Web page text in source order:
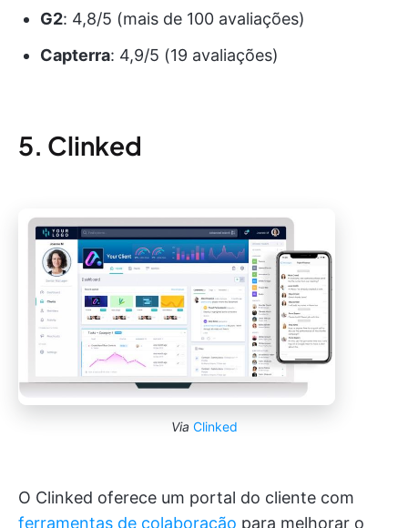
G2: 4,8/5 (mais de 100 avaliações)
Capterra: 4,9/5 (19 avaliações)
5. Clinked
Via Clinked
O Clinked oferece um portal do cliente com
ferramentas de colaboração para melhorar o